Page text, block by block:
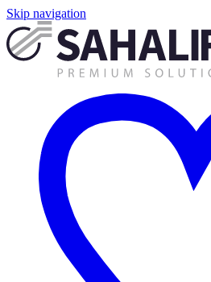
Skip navigation